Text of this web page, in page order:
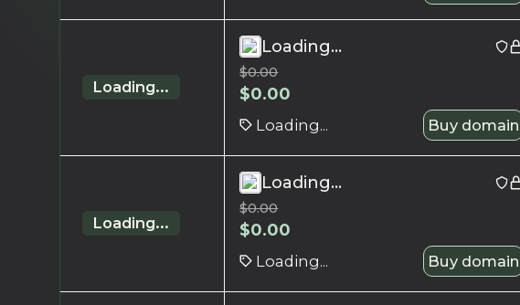
Loading...
Loading...
$0.00
$0.00
Loading... Buy domain
Loading...
Loading...
$0.00
$0.00
Loading... Buy domain